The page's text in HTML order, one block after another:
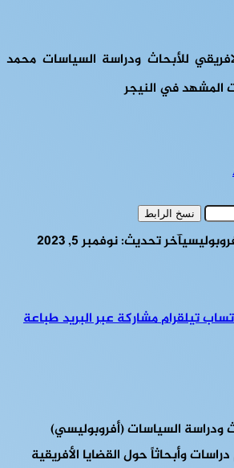
للأبحاث ودراسة السياسات محمد
المشهد في النيجر
نسخ الرابط
آخر تحديث: نوفمبر 5, 2023
تيلقراممشاركة عبر البريدطباعة
ودراسة السياسات (أفروبوليسي)
وأبحاثاً حول القضايا الأفريقية